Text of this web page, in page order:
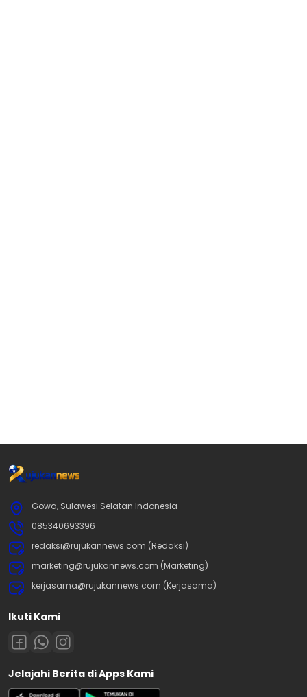
Gowa, Sulawesi Selatan Indonesia
085340693396
redaksi@rujukannews.com (Redaksi)
marketing@rujukannews.com (Marketing)
kerjasama@rujukannews.com (Kerjasama)
Ikuti Kami
Jelajahi Berita di Apps Kami